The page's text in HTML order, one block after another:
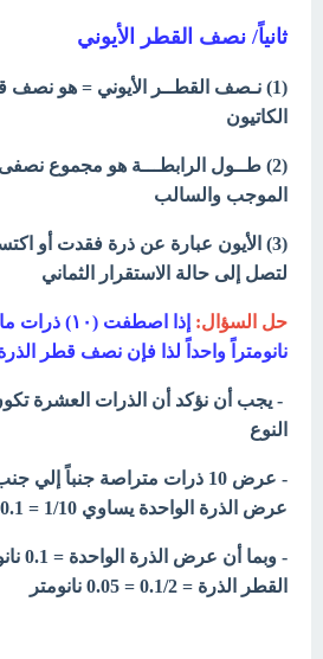
ثانياً/ نصف القطر الأيوني
(1) نـصف القطــر الأيوني = هو نصف
الكاتيون
(2) طــول الرابطـــة هو مجموع
الموجب والسالب
(3) الأيون عبارة عن ذرة فقدت أو
لتصل إلى حالة الاستقرار الثماني
حل السؤال:
إذا اصطفت
نانومتراً واحداً لذا فإن نصف قطر
- يجب أن نؤكد أن الذرات العشرة
النوع
عرض الذرة الواحدة يساوي 1/10 = 0.1 نانومتر.
-
القطر الذرة = 0.1/2 = 0.05 نانومتر